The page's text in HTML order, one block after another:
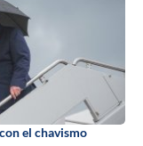
el chavismo